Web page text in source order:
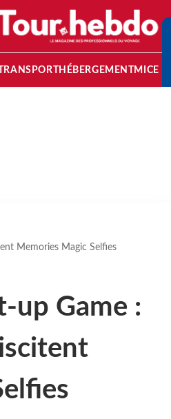
HÉBERGEMENTMICE
Memories Magic Selfies
up Game :